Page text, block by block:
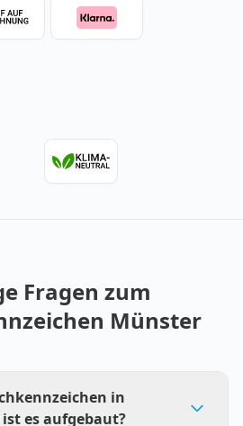
Fragen zum
Münster
in
es aufgebaut?